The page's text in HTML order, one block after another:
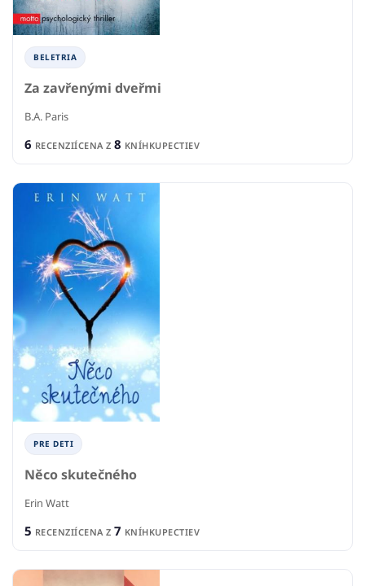
BELETRIA
Za zavřenými dveřmi
B.A. Paris
6 RECENZIÍCENA Z 8 KNÍHKUPECTIEV
PRE DETI
Něco skutečného
Erin Watt
5 RECENZIÍCENA Z 7 KNÍHKUPECTIEV